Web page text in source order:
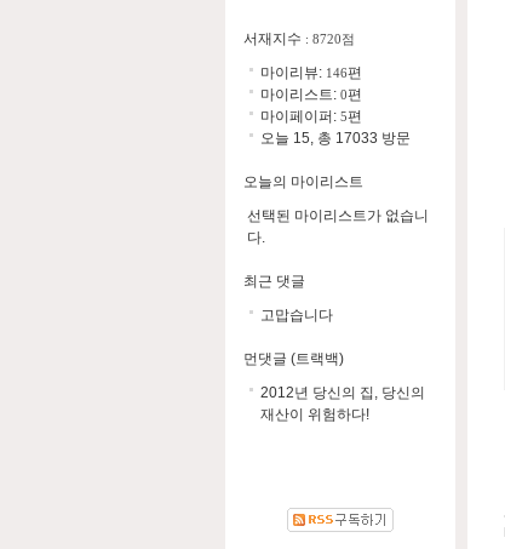
서재지수 : 8720점
마이리뷰: 146편
마이리스트: 0편
마이페이퍼: 5편
오늘 15, 총 17033 방문
오늘의 마이리스트
선택된 마이리스트가 없습니
다.
최근 댓글
고맙습니다
먼댓글 (트랙백)
2012년 당신의 집, 당신의
재산이 위험하다!